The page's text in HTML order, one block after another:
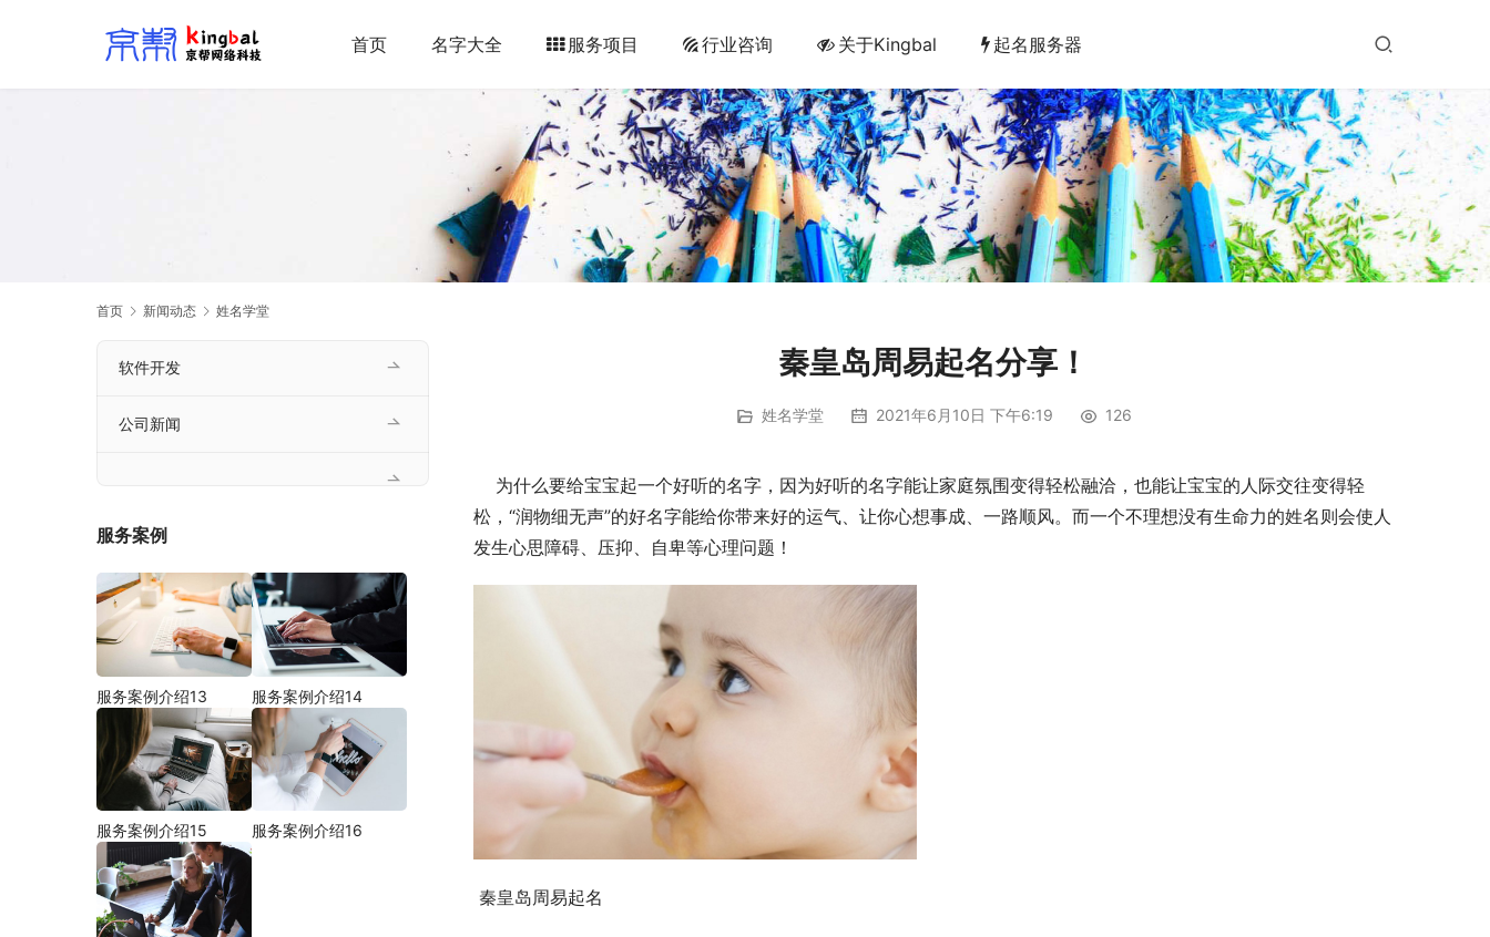
首页 名字大全 服务项目 行业咨询 关于Kingbal 起名服务器
首页 新闻动态 姓名学堂
秦皇岛周易起名分享！
姓名学堂 2021年6月10日 下午6:19 126
松，“润物细无声”的好名字能给你带来好的运气、让你心想事成、一路顺风。而一个不理想没有生命力的姓名则会使人
发生心思障碍、压抑、自卑等心理问题！
秦皇岛周易起名
软件开发
公司新闻
服务案例
服务案例介绍13 服务案例介绍14
服务案例介绍15 服务案例介绍16